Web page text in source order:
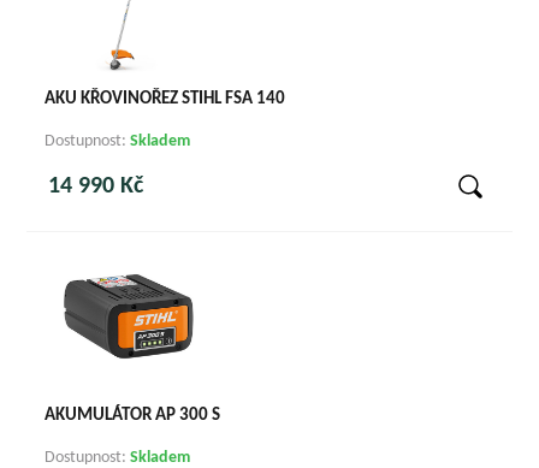
AKU KŘOVINOŘEZ STIHL FSA 140
Dostupnost:Skladem
14 990 Kč
AKUMULÁTOR AP 300 S
Dostupnost:Skladem